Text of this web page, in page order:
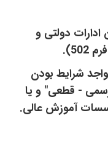
دولتی و
شرایط بودن
"رسمی - قطعی" و یا
آموزش عالی.